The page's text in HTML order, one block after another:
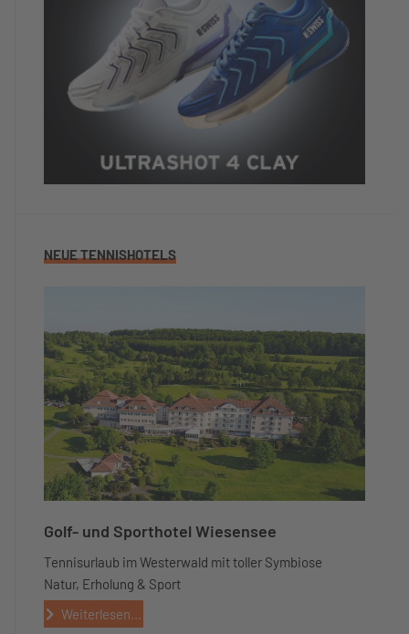
NEUE TENNISHOTELS
Golf- und Sporthotel Wiesensee
Tennisurlaub im Westerwald mit toller Symbiose
Natur, Erholung & Sport
Weiterlesen...